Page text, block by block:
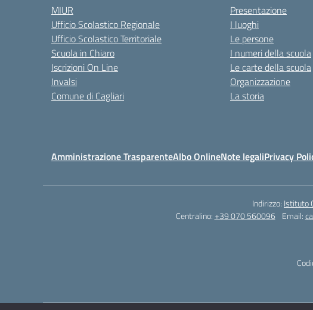
MIUR
Ufficio Scolastico Regionale
Ufficio Scolastico Territoriale
Scuola in Chiaro
Iscrizioni On Line
Invalsi
Comune di Cagliari
Presentazione
I luoghi
Le persone
I numeri della scuola
Le carte della scuola
Organizzazione
La storia
Amministrazione TrasparenteAlbo OnlineNote legaliPrivacy
Indirizzo: Istituto
Centralino:+39 070 560096 Email: